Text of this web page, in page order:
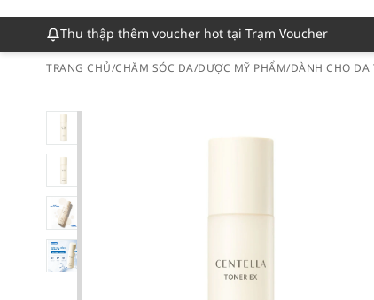
Thu thập thêm voucher hot tại Trạm Voucher
TRANG CHỦ/CHĂM SÓC DA/DƯỢC MỸ PHẨM/DÀNH CHO DA